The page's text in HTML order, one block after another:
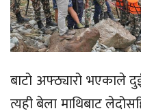
बाटो अफ्ठ्यारो भएकाले
त्यही बेला माथिबाट